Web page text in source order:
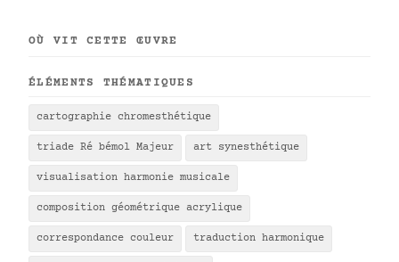
OÙ VIT CETTE ŒUVRE
ÉLÉMENTS THÉMATIQUES
cartographie chromesthétique
triade Ré bémol Majeur art synesthétique
visualisation harmonie musicale
composition géométrique acrylique
correspondance couleur traduction harmonique